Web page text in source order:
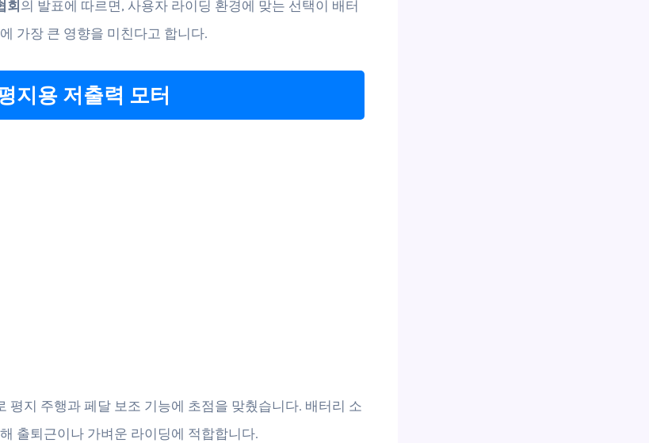
회 의 발표에 따르면, 사용자 라이딩 환경에 맞는 선택이 배터
가장 큰 영향을 미친다고 합니다.
지용 저출력 모터
평지 주행과 페달 보조 기능에 초점을 맞췄습니다. 배터리 소
출퇴근이나 가벼운 라이딩에 적합합니다.